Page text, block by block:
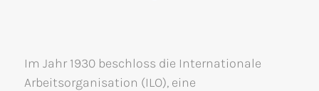
Im Jahr 1930 beschloss die Internationale
Arbeitsorganisation (ILO), eine